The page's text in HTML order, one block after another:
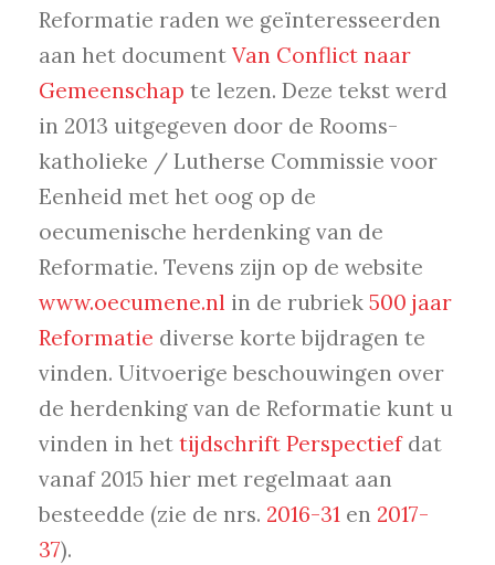
Reformatie raden we geïnteresseerden
aan het document Van Conflict naar
Gemeenschap te lezen. Deze tekst werd
in 2013 uitgegeven door de Rooms-
katholieke / Lutherse Commissie voor
Eenheid met het oog op de
oecumenische herdenking van de
Reformatie. Tevens zijn op de website
www.oecumene.nl in de rubriek 500 jaar
Reformatie diverse korte bijdragen te
vinden. Uitvoerige beschouwingen over
de herdenking van de Reformatie kunt u
vinden in het tijdschrift Perspectief dat
vanaf 2015 hier met regelmaat aan
besteedde (zie de nrs. 2016-31 en 2017-
37).